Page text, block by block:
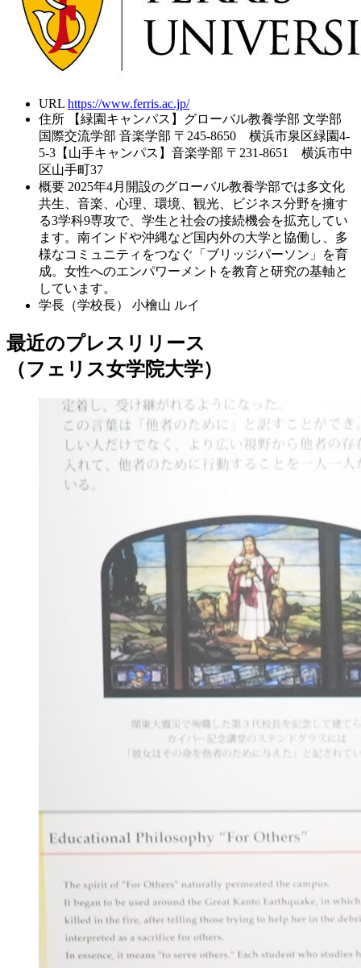
URL https://www.ferris.ac.jp/
住所
【緑園キャンパス】グローバル教養学部 文学部
国際交流学部 音楽学部 〒245-8650 横浜市泉区緑園4-
5-3【山手キャンパス】音楽学部 〒231-8651 横浜市中
区山手町37
概要 2025年4月開設のグローバル教養学部では多文化
共生、音楽、心理、環境、観光、ビジネス分野を擁す
る3学科9専攻で、学生と社会の接続機会を拡充してい
ます。南インドや沖縄など国内外の大学と協働し、多
様なコミュニティをつなぐ「ブリッジパーソン」を育
成。女性へのエンパワーメントを教育と研究の基軸と
しています。
学長（学校長）
小檜山 ルイ
最近のプレスリリース
（フェリス女学院大学）